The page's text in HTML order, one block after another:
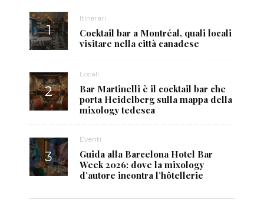
Itinerari
Cocktail bar a Montréal, quali locali
visitare nella città canadese
Locali
Bar Martinelli è il cocktail bar che
porta Heidelberg sulla mappa della
mixology tedesca
Eventi
Guida alla Barcelona Hotel Bar
Week 2026: dove la mixology
d’autore incontra l’hôtellerie